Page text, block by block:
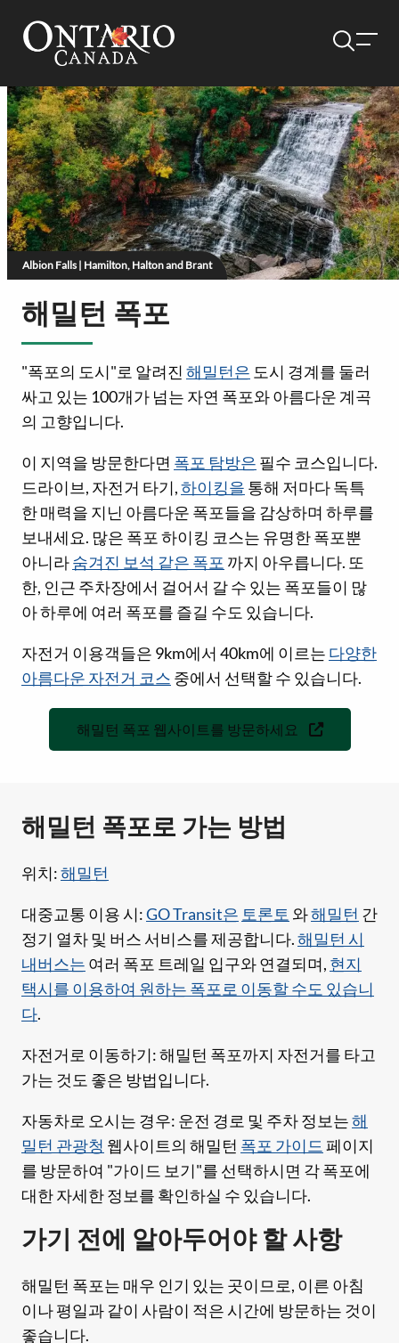
해밀턴 폭포
"폭포의 도시"로 알려진 해밀턴은 도시 경계를 둘러
싸고 있는 100개가 넘는 자연 폭포와 아름다운 계곡
의 고향입니다.
이 지역을 방문한다면 폭포 탐방은 필수 코스입니다.
드라이브, 자전거 타기,하이킹을 통해 저마다 독특
한 매력을 지닌 아름다운 폭포들을 감상하며 하루를
보내세요. 많은 폭포 하이킹 코스는 유명한 폭포뿐
아니라숨겨진 보석 같은 폭포 까지 아우릅니다. 또
한, 인근 주차장에서 걸어서 갈 수 있는 폭포들이 많
아 하루에 여러 폭포를 즐길 수도 있습니다.
자전거 이용객들은 9km에서 40km에 이르는 다양한
아름다운 자전거 코스 중에서 선택할 수 있습니다.
해밀턴 폭포 웹사이트를 방문하세요
Albion Falls | Hamilton, Halton and Brant
해밀턴 폭포로 가는 방법
위치:해밀턴
대중교통 이용 시:GO Transit은 토론토 와해밀턴 간
정기 열차 및 버스 서비스를 제공합니다.해밀턴 시
내버스는 여러 폭포 트레일 입구와 연결되며, 현지
택시를 이용하여 원하는 폭포로 이동할 수도 있습니
다.
자전거로 이동하기: 해밀턴 폭포까지 자전거를 타고
가는 것도 좋은 방법입니다.
자동차로 오시는 경우: 운전 경로 및 주차 정보는해
밀턴 관광청 웹사이트의 해밀턴 폭포 가이드페이지
를 방문하여 "가이드 보기"를 선택하시면 각 폭포에
대한 자세한 정보를 확인하실 수 있습니다.
가기 전에 알아두어야 할 사항
해밀턴 폭포는 매우 인기 있는 곳이므로, 이른 아침
이나 평일과 같이 사람이 적은 시간에 방문하는 것이
좋습니다.